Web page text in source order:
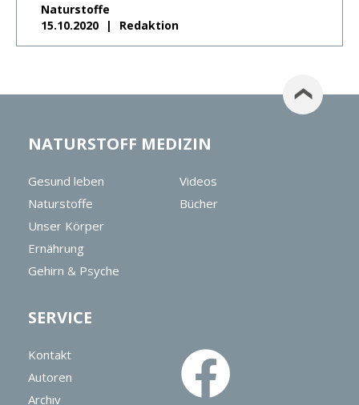
Naturstoffe
15.10.2020
Redaktion
NATURSTOFF MEDIZIN
Gesund leben
Naturstoffe
Unser Körper
Ernährung
Gehirn & Psyche
Videos
Bücher
SERVICE
Kontakt
Autoren
Archiv